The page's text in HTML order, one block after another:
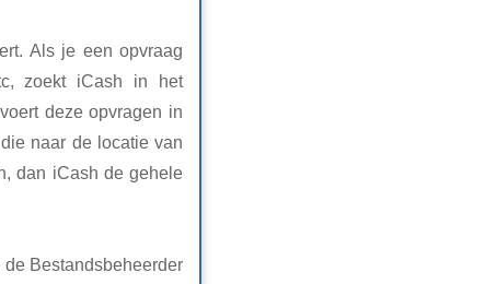
Als je een opvraag
zoekt iCash in het
deze opvragen in
naar de locatie van
dan iCash de gehele
Bestandsbeheerder